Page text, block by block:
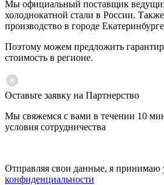
Мы официальный поставщик
холоднокатной стали в России.
производство в городе
Поэтому можем предложить
стоимость в регионе.
Оставьте заявку на Партнерство
Мы свяжемся с вами в течении 10
условия сотрудничества
Отправляя свои данные, я принимаю
конфиденциальности